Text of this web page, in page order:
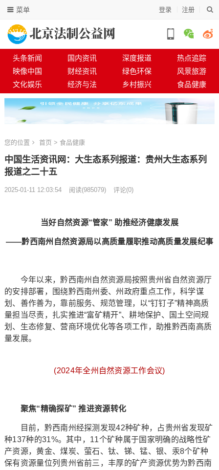
登录 注册
菜单
头条新闻 国内资讯 深度报道
热点追踪
映像中国
财经资讯 绿色环保
风景旅游
文化娱乐
经济与法 乡村振兴 食品健康
您的位置 首页 > 食品健康
中国生活资讯网：大生态系列报道：贵州大生态系列
报道之二十五​​​​​​​​​​​​​​​​​​​​​​​​​​​​​​​​​​​​​​​​​​​​​​​​​​​​​​​​​​​​​​​​​​​​​​​
2025-01-11 12:03:54 阅读(985079) 评论(0)
当好自然资源“管家” 助推经济健康发展
——黔西南州自然资源局以高质量履职推动高质量发展纪事
今年以来，黔西南州自然资源局按照贵州省自然资源厅
的安排部署，围绕黔西南州委、州政府重点工作，科学谋
划、善作善为，靠前服务、规范管理，以“钉钉子”精神高质
量担当尽责，扎实推进“富矿精开”、耕地保护、国土空间规
划、生态修复、营商环境优化等各项工作，助推黔西南高质
量发展。
(2024年全州自然资源工作会议)
聚焦“精确探矿” 推进资源转化
目前，黔西南州经探测发现42种矿种，占贵州省发现矿
种137种的31%。其中，11个矿种属于国家明确的战略性矿
产资源，黄金、煤炭、萤石、钛、锑、锰、银、汞8个矿种
保有资源量位列贵州省前三，丰厚的矿产资源优势为黔西南